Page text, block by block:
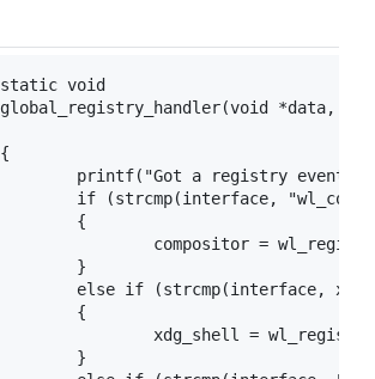
static void
global_registry_handler(void *data,
{
printf( "Got a registry event
if (strcmp(interface,
	{
compositor =
	}
else if (strcmp(interface,
	{
xdg_shell =
	}